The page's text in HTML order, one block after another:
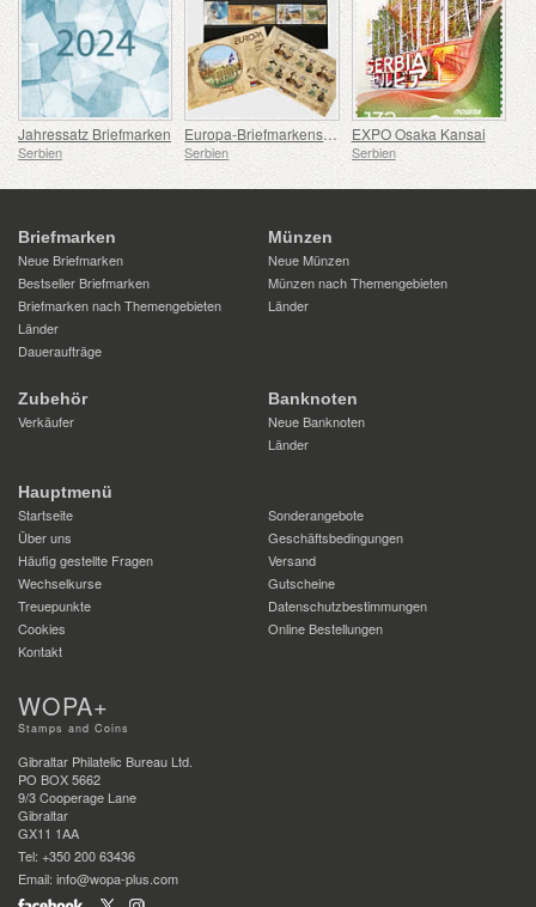
Jahressatz Briefmarken
Serbien
Europa-Briefmarkensatz 2007-2016
Serbien
EXPO Osaka Kansai
Serbien
Briefmarken
Neue Briefmarken
Bestseller Briefmarken
Briefmarken nach Themengebieten
Länder
Daueraufträge
Münzen
Neue Münzen
Münzen nach Themengebieten
Länder
Zubehör
Verkäufer
Banknoten
Neue Banknoten
Länder
Hauptmenü
Startseite
Sonderangebote
Über uns
Geschäftsbedingungen
Häufig gestellte Fragen
Versand
Wechselkurse
Gutscheine
Treuepunkte
Datenschutzbestimmungen
Cookies
Online Bestellungen
Kontakt
WOPA+
Stamps and Coins
Gibraltar Philatelic Bureau Ltd.
PO BOX 5662
9/3 Cooperage Lane
Gibraltar
GX11 1AA
Tel: +350 200 63436
Email: info@wopa-plus.com